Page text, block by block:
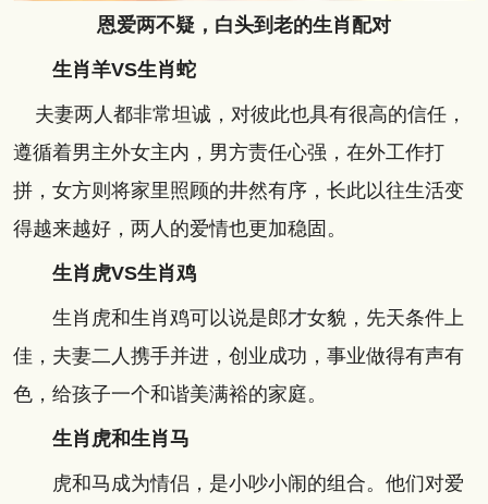
恩爱两不疑，白头到老的生肖配对
生肖羊VS生肖蛇
夫妻两人都非常坦诚，对彼此也具有很高的信任，
遵循着男主外女主内，男方责任心强，在外工作打
拼，女方则将家里照顾的井然有序，长此以往生活变
得越来越好，两人的爱情也更加稳固。
生肖虎VS生肖鸡
生肖虎和生肖鸡可以说是郎才女貌，先天条件上
佳，夫妻二人携手并进，创业成功，事业做得有声有
色，给孩子一个和谐美满裕的家庭。
生肖虎和生肖马
虎和马成为情侣，是小吵小闹的组合。他们对爱